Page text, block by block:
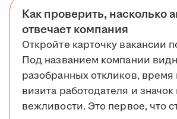
Как проверить, насколько
отвечает компания
Откройте карточку вакансии
Под названием компании
разобранных откликов, время
визита работодателя и
вежливости. Это первое, что